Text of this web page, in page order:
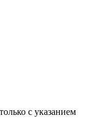
с указанием